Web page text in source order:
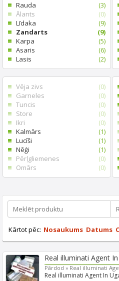
Rauda
(3)
Ālants
(0)
Līdaka
(9)
Zandarts
(9)
Karpa
(5)
Asaris
(6)
Lasis
(2)
Vēja zivs
(0)
Garneles
(0)
Tuncis
(0)
Store
(0)
Ikri
(0)
Kalmārs
(1)
Lucīši
(1)
Nēģi
(1)
Pērļgliemenes
(0)
Omārs
(0)
Kārtot pēc: Nosaukums Datums
Real illuminati Agent In
Pārdod » Real illuminati
Real illuminati Agent In